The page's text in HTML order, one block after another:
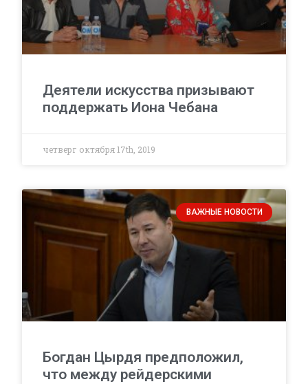
Деятели искусства призывают
поддержать Иона Чебана
четверг октября 17th, 2019
ВАЖНЫЕ НОВОСТИ
Богдан Цырдя предположил,
что между рейдерскими